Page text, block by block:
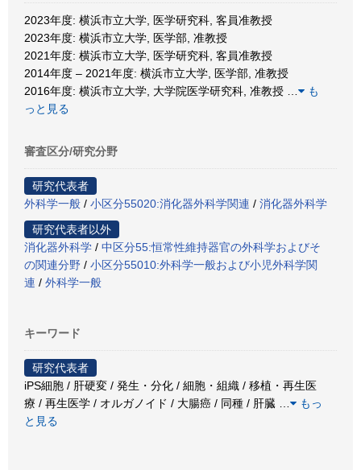
2023年度: 横浜市立大学, 医学研究科, 客員准教授
2023年度: 横浜市立大学, 医学部, 准教授
2021年度: 横浜市立大学, 医学研究科, 客員准教授
2014年度 – 2021年度: 横浜市立大学, 医学部, 准教授
2016年度: 横浜市立大学, 大学院医学研究科, 准教授
も
っと見る
審査区分/研究分野
研究代表者
外科学一般 / 小区分55020:消化器外科学関連 / 消化器外科学
研究代表者以外
消化器外科学 / 中区分55:恒常性維持器官の外科学およびそ
の関連分野 / 小区分55010:外科学一般および小児外科学関
連 / 外科学一般
キーワード
研究代表者
iPS細胞 / 肝硬変 / 発生・分化 / 細胞・組織 / 移植・再生医
療 / 再生医学 / オルガノイド / 大腸癌 / 同種 / 肝臓
もっ
と見る